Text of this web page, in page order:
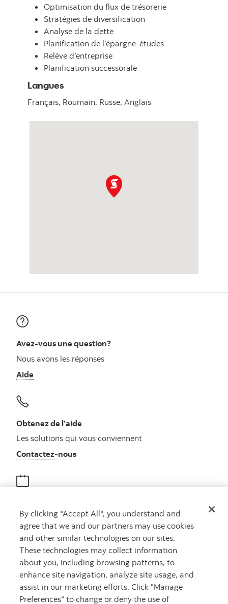
Optimisation du flux de trésorerie
Stratégies de diversification
Analyse de la dette
Planification de l’épargne-études
Relève d’entreprise
Planification successorale
Langues
Français, Roumain, Russe, Anglais
Avez-vous une question?
Nous avons les réponses
Aide
Obtenez de l’aide
Les solutions qui vous conviennent
Contactez-nousAutres numéros, contactez-nous par
Rencontrez un conseiller
Prenez rendez-vous
By clicking "Accept All", you understand and
agree that we and our partners may use cookies
and other similar technologies on our sites.
These technologies may collect information
about you, including browsing patterns, to
enhance site navigation, analyze site usage, and
assist in our marketing efforts. Click "Manage
Preferences" to change or deny the use of